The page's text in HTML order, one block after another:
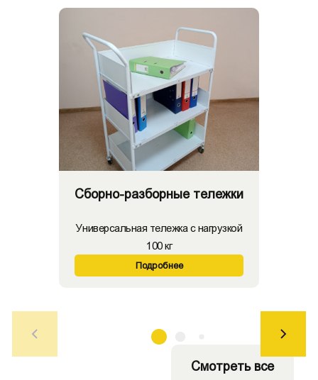
Сборно-разборные тележки
Универсальная тележка с нагрузкой
100 кг
Подробнее
Смотреть все